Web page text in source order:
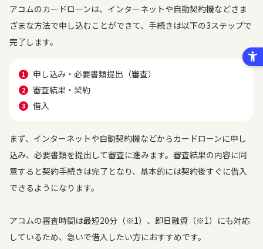
アコムのカードローンは、インターネットや自動契約機などさま
ざまな方法で申し込むことができて、手続きは以下の3ステップで
完了します。
申し込み・必要書類提出（審査）
審査結果・契約
借入
まず、インターネットや自動契約機などからカードローンに申し
込み、必要書類を提出して審査に進みます。審査結果の内容に同
意すると契約手続きは完了となり、基本的には契約後すぐに借入
できるようになります。
アコムの審査時間は最短20分（※1）、即日融資（※1）にも対応
しているため、急いで借入したい方におすすめです。